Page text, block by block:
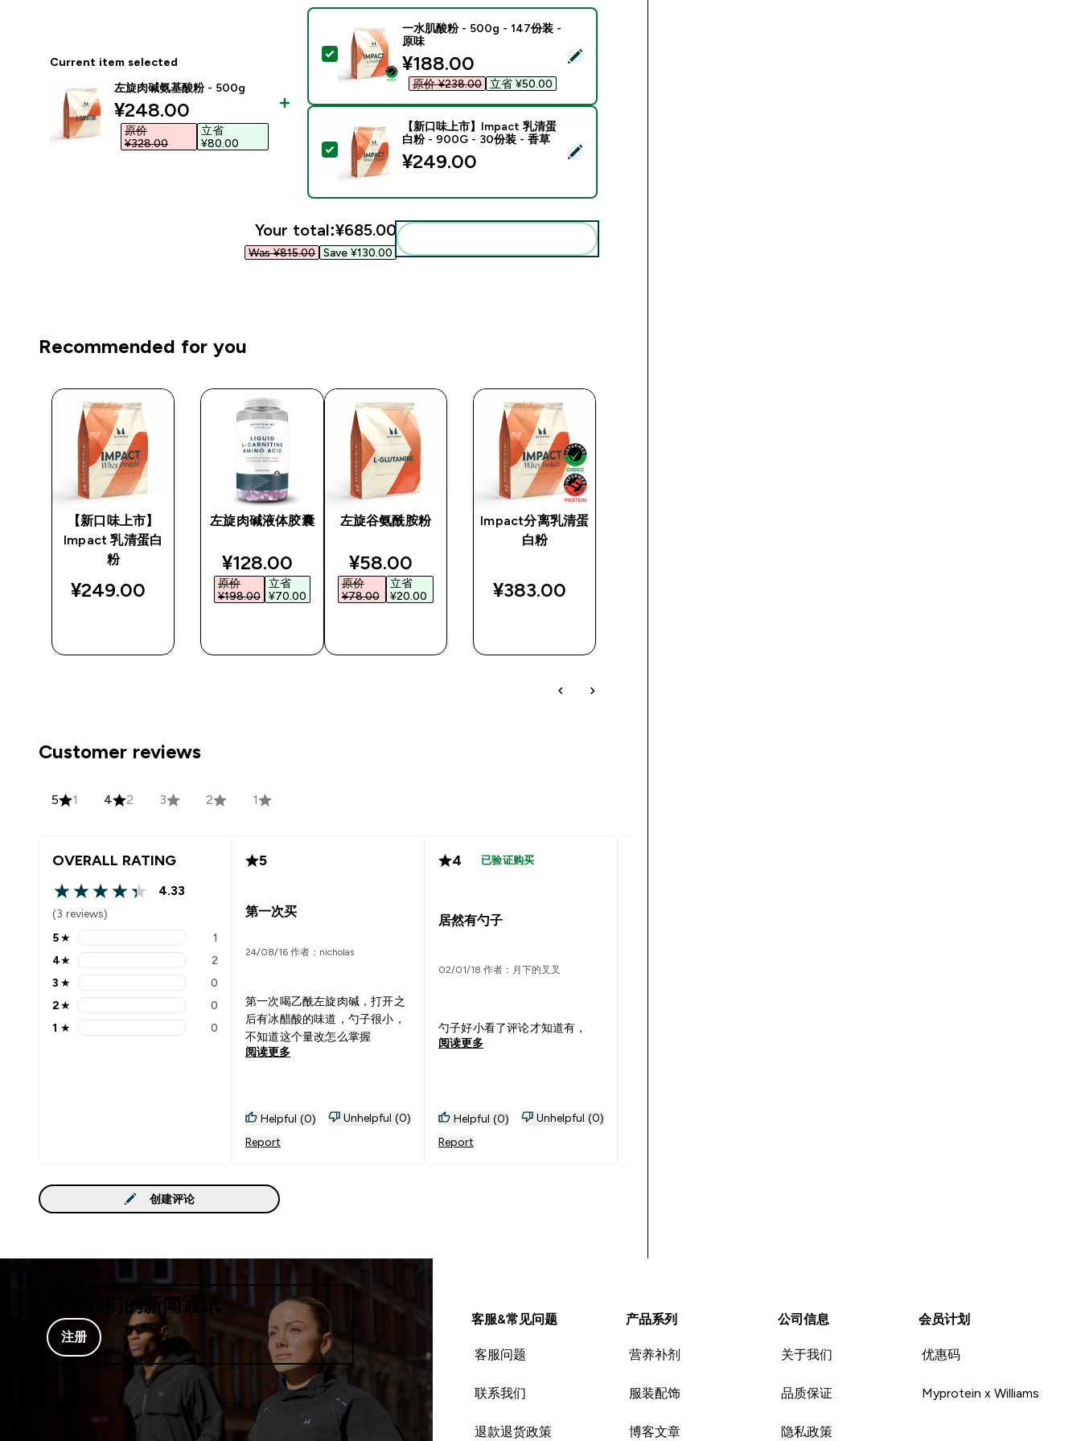
Current item selected
左旋肉碱氨基酸粉 - 500g
discounted price
¥248.00‎
原价
¥328.00‎
立省
¥80.00‎
Select this product - 一水肌酸粉 - 500g - 147份装 - 原味
一水肌酸粉 - 500g - 147份装 -
原味
discounted price
¥188.00‎
原价 ¥238.00‎ 立省 ¥50.00‎
Select this product - 【新口味上市】Impact 乳清蛋白粉 - 900G - 30份装 - 香草
【新口味上市】Impact 乳清蛋
白粉 - 900G - 30份装 - 香草
¥249.00‎
Your total:¥685.00‎
Was ¥815.00‎ Save ¥130.00‎
Recommended for you
【新口味上市】
Impact 乳清蛋白
粉
¥249.00‎
左旋肉碱液体胶囊
discounted price
¥128.00‎
原价
¥198.00‎
立省
¥70.00‎
左旋谷氨酰胺粉
discounted price
¥58.00‎
原价
¥78.00‎
立省
¥20.00‎
Impact分离乳清蛋
白粉
¥383.00‎
Customer reviews
5 1 4 2 3 2 1
OVERALL RATING
4.33 out of 5 stars
4.33
(3 reviews)
5 stars rating 1 reviews
5★ 1
4 stars rating 2 reviews
4★ 2
3 stars rating 0 reviews
3 ★ 0
2 stars rating 0 reviews
2★ 0
1 stars rating 0 reviews
1 ★ 0
5
第一次买
24/08/16 作者：nicholas
第一次喝乙酰左旋肉碱，打开之
后有冰醋酸的味道，勺子很小，
不知道这个量改怎么掌握
阅读更多
Helpful (0)
Unhelpful (0)
Report
4 已验证购买
居然有勺子
02/01/18 作者：月下的叉叉
勺子好小看了评论才知道有，
阅读更多
Helpful (0)
Unhelpful (0)
Report
创建评论
注册我们的新闻通讯
注册
客服&常见问题
客服问题
联系我们
退款退货政策
产品系列
营养补剂
服装配饰
博客文章
公司信息
关于我们
品质保证
隐私政策
会员计划
优惠码
Myprotein x Williams